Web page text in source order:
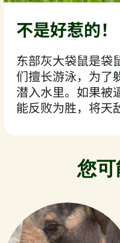
不是好惹的！
东部灰大袋鼠是袋
们擅长游泳，为了
潜入水里。如果被
能反败为胜，将天
您